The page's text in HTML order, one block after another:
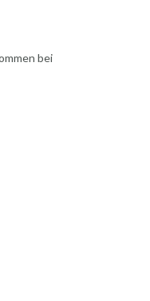
bei